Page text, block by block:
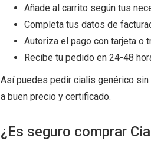
Añade al carrito según tus
Completa tus datos de
Autoriza el pago con tarjeta o
Recibe tu pedido en 24-48
Así puedes pedir cialis genérico
a buen precio y certificado.
¿Es seguro comprar